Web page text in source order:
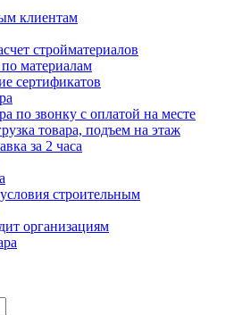
клиентам
стройматериалов
материалам
сертификатов
по звонку с оплатой на месте
товара, подъем на этаж
за 2 часа
строительным
организациям